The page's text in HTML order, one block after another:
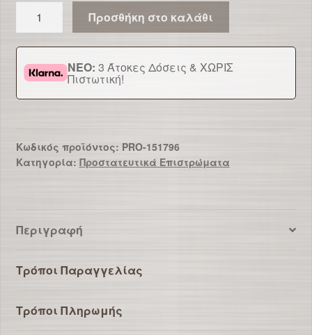
Προστατευτικό
Στρώματος
Καπιτονέ
ποσότητα
Προσθήκη στο καλάθι
ΝΕΟ: 3 Άτοκες Δόσεις & ΧΩΡΙΣ
Πιστωτική!
Κωδικός προϊόντος: PRO-151796
Κατηγορία: Προστατευτικά Επιστρώματα
Περιγραφή
Τρόποι Παραγγελίας
Τρόποι Πληρωμής